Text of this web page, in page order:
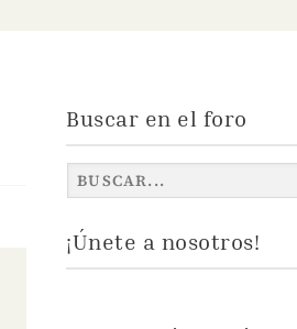
Buscar en el foro
¡Únete a nosotros!